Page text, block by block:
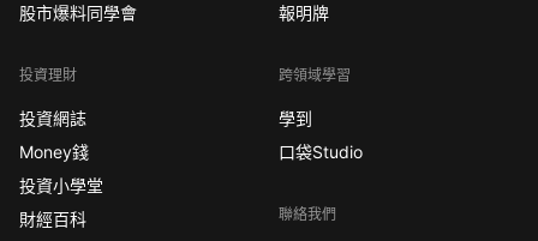
股市爆料同學會
投資理財
投資網誌
Money錢
投資小學堂
財經百科
報明牌
跨領域學習
學到
口袋Studio
聯絡我們